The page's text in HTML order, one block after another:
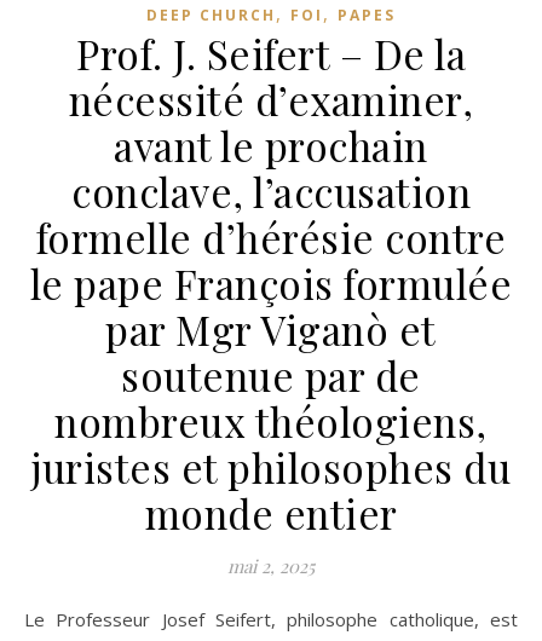
DEEP CHURCH , FOI , PAPES
Prof. J. Seifert – De la
nécessité d’examiner,
avant le prochain
conclave, l’accusation
formelle d’hérésie contre
le pape François formulée
par Mgr Viganò et
soutenue par de
nombreux théologiens,
juristes et philosophes du
monde entier
mai 2, 2025
Le Professeur Josef Seifert, philosophe catholique, est